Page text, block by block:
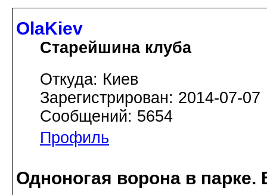
OlaKiev
Старейшина клуба
Откуда: Киев
Зарегистрирован: 2014-07-07
Сообщений: 5654
Профиль
Одноногая ворона в